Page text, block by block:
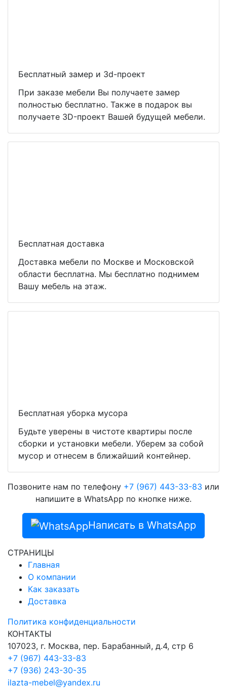
Бесплатный замер и 3d-проект
При заказе мебели Вы получаете замер
полностью бесплатно. Также в подарок вы
получаете 3D-проект Вашей будущей мебели.
Бесплатная доставка
Доставка мебели по Москве и Московской
области бесплатна. Мы бесплатно поднимем
Вашу мебель на этаж.
Бесплатная уборка мусора
Будьте уверены в чистоте квартиры после
сборки и установки мебели. Уберем за собой
мусор и отнесем в ближайший контейнер.
Позвоните нам по телефону +7 (967) 443-33-83 или
напишите в WhatsApp по кнопке ниже.
Написать в WhatsApp
СТРАНИЦЫ
Главная
О компании
Как заказать
Доставка
Политика конфиденциальности
КОНТАКТЫ
107023, г. Москва, пер. Барабанный, д.4, стр 6
+7 (967) 443-33-83
+7 (936) 243-30-35
ilazta-mebel@yandex.ru